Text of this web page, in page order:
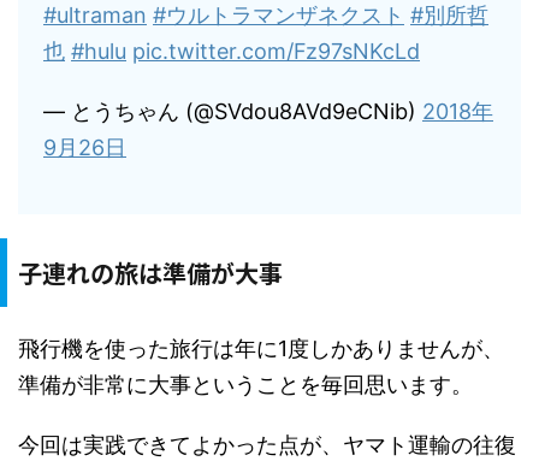
#ultraman #ウルトラマンザネクスト #別所哲
也 #hulu pic.twitter.com/Fz97sNKcLd
— とうちゃん (@SVdou8AVd9eCNib) 2018年
9月26日
子連れの旅は準備が大事
飛行機を使った旅行は年に1度しかありませんが、
準備が非常に大事ということを毎回思います。
今回は実践できてよかった点が、ヤマト運輸の往復